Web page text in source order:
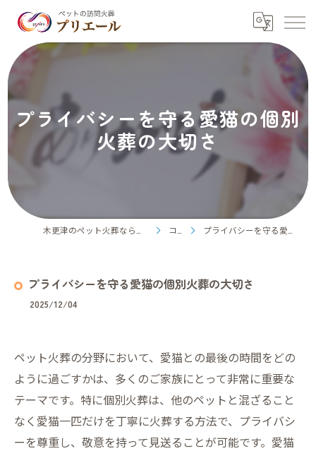
プライバシーを守る愛猫の個別
火葬の大切さ
コラム プライバシーを守る愛猫の個別火葬の大切さ
プライバシーを守る愛猫の個別火葬の大切さ
2025/12/04
ペット火葬の分野において、愛猫との最後の時間をどの
ように過ごすかは、多くのご家族にとって非常に重要な
テーマです。特に個別火葬は、他のペットと混ざること
なく愛猫一匹だけを丁寧に火葬する方法で、プライバシ
ーを尊重し、敬意を持って見送ることが可能です。愛猫